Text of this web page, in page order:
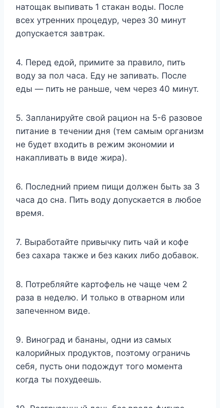
натощак выпивать 1 стакан воды. После
всех утренних процедур, через 30 минут
допускается завтрак.
4. Перед едой, примите за правило, пить
воду за пол часа. Еду не запивать. После
еды — пить не раньше, чем через 40 минут.
5. Запланируйте свой рацион на 5-6 разовое
питание в течении дня (тем самым организм
не будет входить в режим экономии и
накапливать в виде жира).
6. Последний прием пищи должен быть за 3
часа до сна. Пить воду допускается в любое
время.
7. Выработайте привычку пить чай и кофе
без сахара также и без каких либо добавок.
8. Потребляйте картофель не чаще чем 2
раза в неделю. И только в отварном или
запеченном виде.
9. Виноград и бананы, одни из самых
калорийных продуктов, поэтому ограничь
себя, пусть они подождут того момента
когда ты похудеешь.